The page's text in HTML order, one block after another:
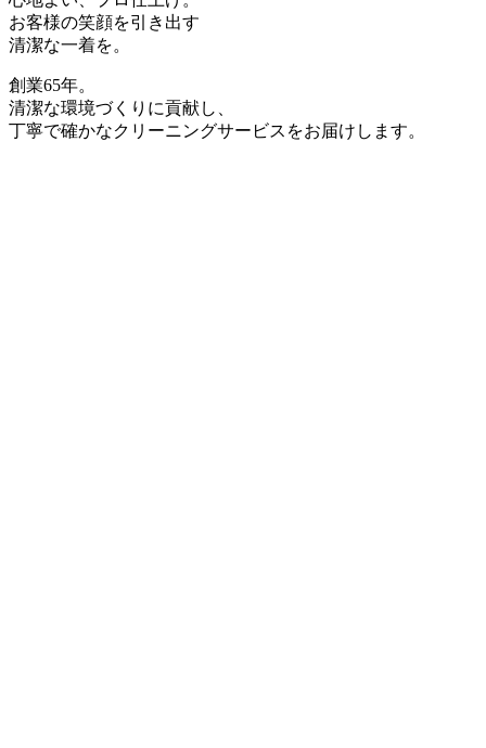
お客様の笑顔を引き出す
清潔な一着を。
創業65年。
清潔な環境づくりに貢献し、
丁寧で確かなクリーニングサービスをお届けします。